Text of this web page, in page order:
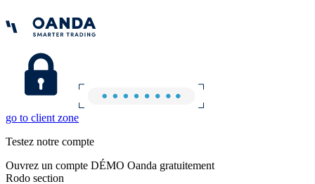
go to client zone
Testez notre compte
Ouvrez un compte DÉMO Oanda gratuitement
Rodo section